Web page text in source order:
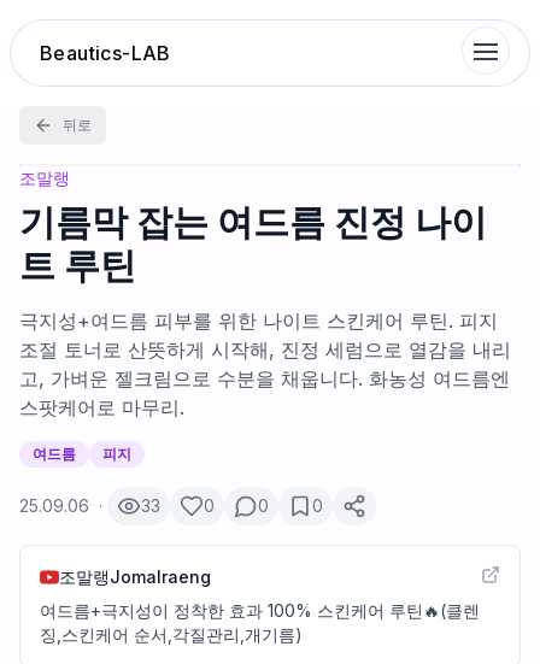
Beautics-LAB
랭킹
성분분석
나의 스킨케어
대화 이력
찜 목록
뒤로
조말랭
기름막 잡는 여드름 진정 나이
트 루틴
극지성+여드름 피부를 위한 나이트 스킨케어 루틴. 피지
조절 토너로 산뜻하게 시작해, 진정 세럼으로 열감을 내리
고, 가벼운 젤크림으로 수분을 채웁니다. 화농성 여드름엔
스팟케어로 마무리.
여드름 피지
25.09.06 · 33 0 0 0
조말랭Jomalraeng
여드름+극지성이 정착한 효과 100% 스킨케어 루틴🔥(클렌
징,스킨케어 순서,각질관리,개기름)